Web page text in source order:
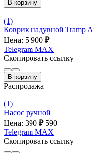
В корзину
(1)
Коврик надувной Tramp
Цена: 5 900 ₽
Telegram MAX
Скопировать ссылку
В корзину
Распродажа
(1)
Насос ручной
Цена: 390 ₽ 590
Telegram MAX
Скопировать ссылку